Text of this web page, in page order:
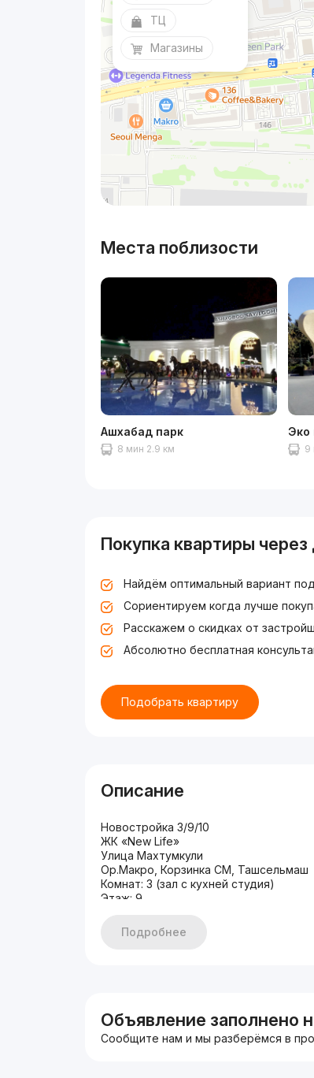
ТЦ
Магазины
Места поблизости
Ашхабад парк
8 мин 2.9 км
Эко
9
Покупка квартиры
Найдём оптимальный вариант
Сориентируем когда лучше
Расскажем о скидках от
Абсолютно бесплатная
Подобрать квартиру
Описание
Новостройка 3/9/10
ЖК «New Life»
Улица Махтумкули
Ор.Макро, Корзинка СМ, Ташсельмаш
Комнат: 3 (зал с кухней студия)
Этаж: 9
Общая площадь: 70 м²
Санузлов: 2
Подробнее
Объявление заполнено
Сообщите нам и мы разберёмся в